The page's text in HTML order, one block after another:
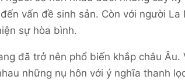
vấn đề sinh sản. Còn với người La
sự hòa bình.
đã trở nên phổ biến khắp châu Âu.
những nụ hôn với ý nghĩa thanh